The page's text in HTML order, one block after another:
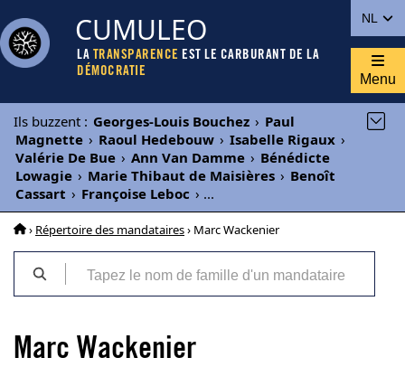
NL
CUMULEO
LA TRANSPARENCE EST LE CARBURANT DE LA
DÉMOCRATIE
Menu
Ils buzzent : Georges-Louis Bouchez › Paul
Magnette › Raoul Hedebouw › Isabelle Rigaux ›
Valérie De Bue › Ann Van Damme › Bénédicte
Lowagie › Marie Thibaut de Maisières › Benoît
Cassart › Françoise Leboc › ...
› Répertoire des mandataires› Marc Wackenier
Marc Wackenier